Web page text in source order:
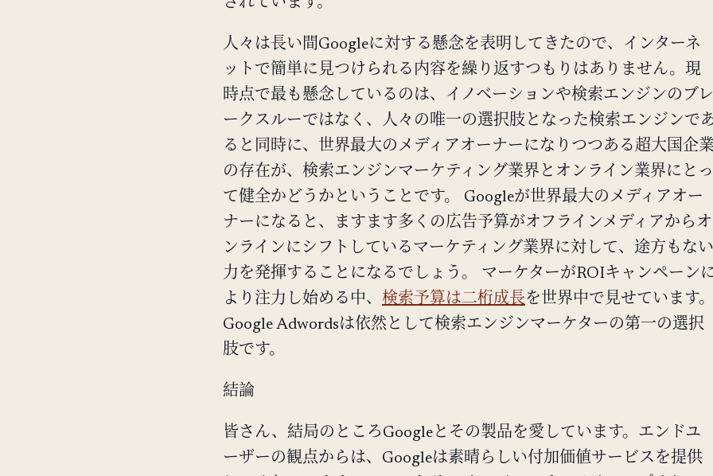
されています。
人々は長い間Googleに対する懸念を表明してきたので、インターネ
ットで簡単に見つけられる内容を繰り返すつもりはありません。現
時点で最も懸念しているのは、イノベーションや検索エンジンのブレ
ークスルーではなく、人々の唯一の選択肢となった検索エンジンで
ると同時に、世界最大のメディアオーナーになりつつある超大国企
の存在が、検索エンジンマーケティング業界とオンライン業界にとっ
て健全かどうかということです。 Googleが世界最大のメディアオー
ナーになると、ますます多くの広告予算がオフラインメディアからオ
ンラインにシフトしているマーケティング業界に対して、途方もない
力を発揮することになるでしょう。 マーケターがROIキャンペーン
より注力し始める中、 検索予算は二桁成長を世界中で見せています
Google Adwordsは依然として検索エンジンマーケターの第一の選択
肢です。
結論
皆さん、結局のところGoogleとその製品を愛しています。エンドユ
ーザーの観点からは、Googleは素晴らしい付加価値サービスを提供